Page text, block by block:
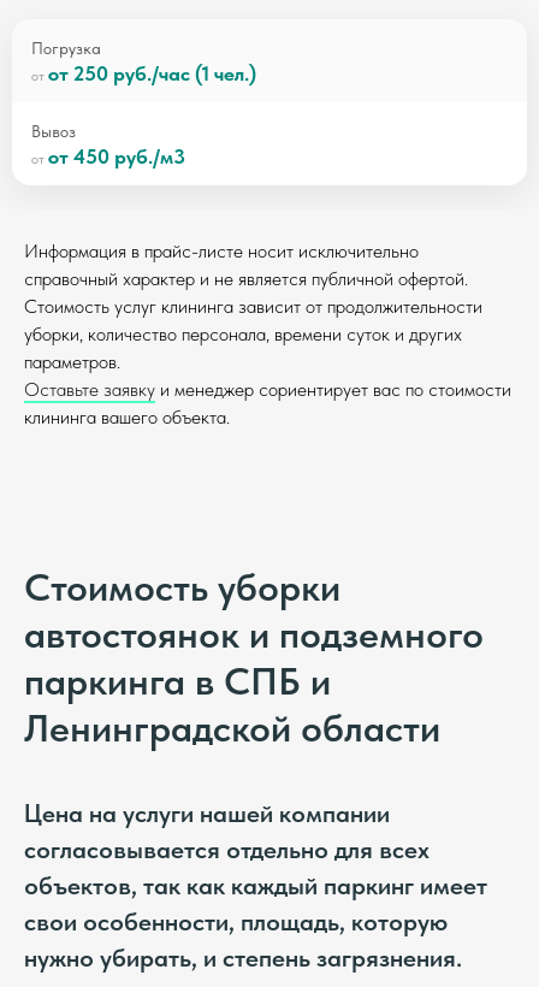
Погрузка
от 250 руб./час (1 чел.)
Вывоз
от 450 руб./м3
Информация в прайс-листе носит исключительно
справочный характер и не является публичной офертой.
Стоимость услуг клининга зависит от продолжительности
уборки, количество персонала, времени суток и других
параметров.
Оставьте заявку и менеджер сориентирует вас по стоимости
клининга вашего объекта.
Стоимость уборки
автостоянок и подземного
паркинга в СПБ и
Ленинградской области
Цена на услуги нашей компании
согласовывается отдельно для всех
объектов, так как каждый паркинг имеет
свои особенности, площадь, которую
нужно убирать, и степень загрязнения.